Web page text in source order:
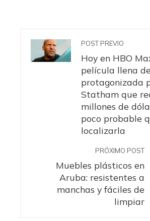
POST PREVIO
Hoy en HBO
película llena
protagonizada
Statham que
millones de
poco probable
localizarla
PRÓXIMO POST
Muebles plásticos en
Aruba: resistentes a
manchas y fáciles de
limpiar